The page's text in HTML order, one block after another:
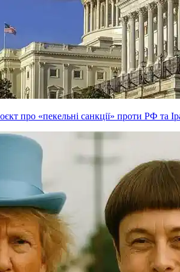
про «пекельні санкції» проти РФ та